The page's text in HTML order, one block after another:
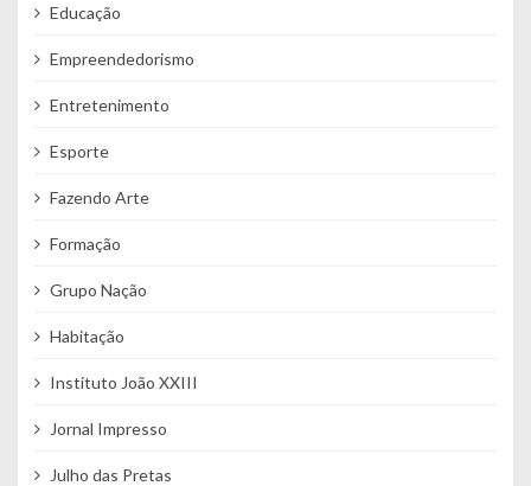
Educação
Empreendedorismo
Entretenimento
Esporte
Fazendo Arte
Formação
Grupo Nação
Habitação
Instituto João XXIII
Jornal Impresso
Julho das Pretas